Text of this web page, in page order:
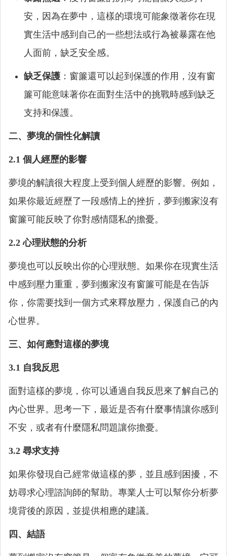
安，因為在夢中，這樣的環境可能象徵著你在現
實生活中感到自己的一些想法或行為被暴露在他
人面前，缺乏安全感。
缺乏保護 ：窗簾還可以起到保護的作用，沒有窗
簾可能意味著你在面對生活中的挑戰時感到缺乏
支持和保護。
二、夢境的個性化解讀
2.1 個人經歷的影響
夢境的解讀很大程度上受到個人經歷的影響。例如，
如果你最近經歷了一段感情上的挫折，夢到搬家沒有
窗簾可能反映了你對感情隱私的擔憂。
2.2 心理狀態的分析
夢境也可以反映出你的心理狀態。如果你在現實生活
中感到壓力重重，夢到搬家沒有窗簾可能是在告訴
你，你需要找到一個方式來釋放壓力，保護自己的內
心世界。
三、如何應對這樣的夢境
3.1 自我反思
面對這樣的夢境，你可以通過自我反思來了解自己的
內心世界。思考一下，最近是否有什麼事情讓你感到
不安，或者有什麼隱私問題讓你擔憂。
3.2 尋求支持
如果你發現自己經常做這樣的夢，並且感到困擾，不
妨尋求心理諮詢師的幫助。專業人士可以幫你分析夢
境背後的原因，並提供相應的建議。
四、結語